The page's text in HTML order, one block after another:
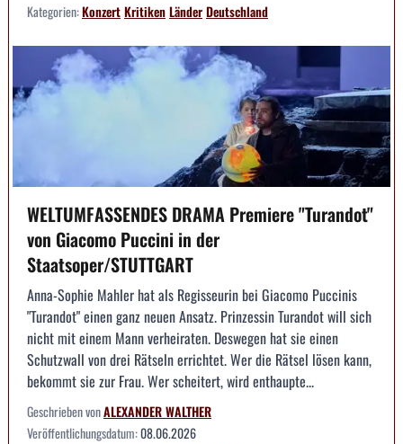
Kategorien:KonzertKritikenLänderDeutschland
WELTUMFASSENDES DRAMA Premiere "Turandot"
von Giacomo Puccini in der
Staatsoper/STUTTGART
Anna-Sophie Mahler hat als Regisseurin bei Giacomo Puccinis
"Turandot" einen ganz neuen Ansatz. Prinzessin Turandot will sich
nicht mit einem Mann verheiraten. Deswegen hat sie einen
Schutzwall von drei Rätseln errichtet. Wer die Rätsel lösen kann,
bekommt sie zur Frau. Wer scheitert, wird enthaupte...
Geschrieben vonALEXANDER WALTHER
Veröffentlichungsdatum:08.06.2026